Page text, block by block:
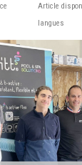
Article
langues